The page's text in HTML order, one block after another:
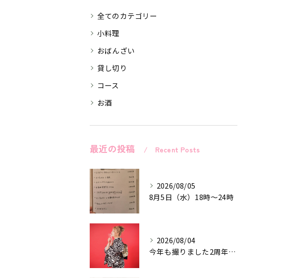
全てのカテゴリー
小料理
おばんざい
貸し切り
コース
お酒
最近の投稿 Recent Posts
2026/08/05
8月5日（水）18時〜24時
2026/08/04
今年も撮りました2周年記念作品♡